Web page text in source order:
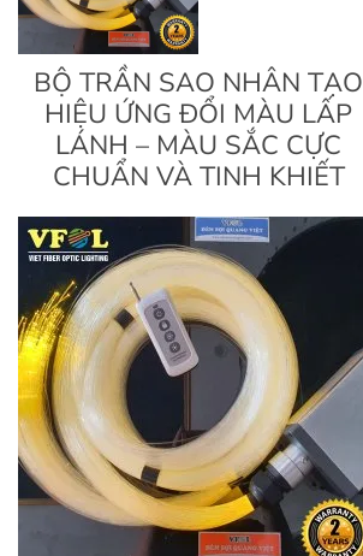
BỘ TRẦN SAO NHÂN TẠO
HIỆU ỨNG ĐỔI MÀU LẤP
LÁNH – MÀU SẮC CỰC
CHUẨN VÀ TINH KHIẾT